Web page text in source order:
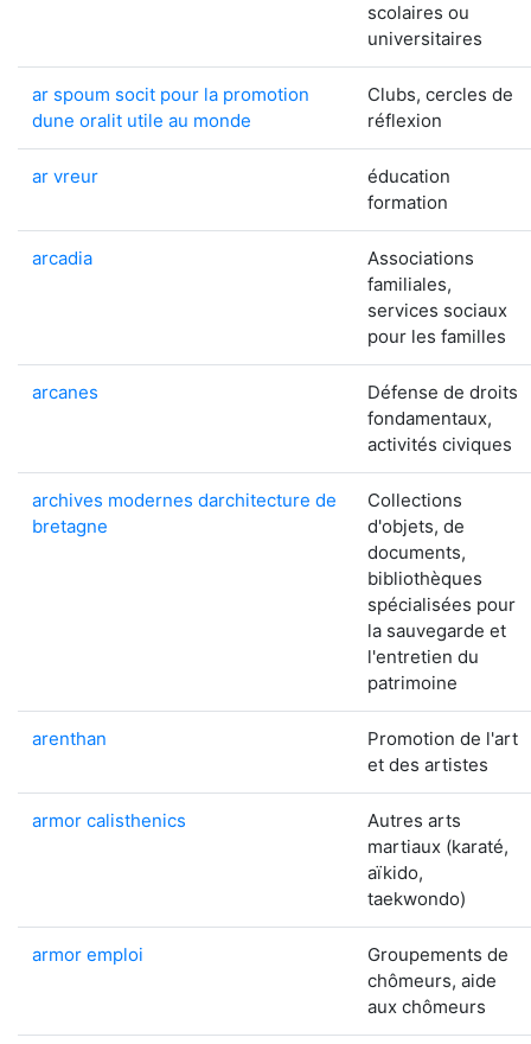
scolaires ou
universitaires
ar spoum socit pour la promotion
dune oralit utile au monde
Clubs, cercles de
réflexion
ar vreur
éducation
formation
arcadia
Associations
familiales,
services sociaux
pour les familles
arcanes
Défense de droits
fondamentaux,
activités civiques
archives modernes darchitecture de
bretagne
Collections
d'objets, de
documents,
bibliothèques
spécialisées pour
la sauvegarde et
l'entretien du
patrimoine
arenthan
Promotion de l'art
et des artistes
armor calisthenics
Autres arts
martiaux (karaté,
aïkido,
taekwondo)
armor emploi
Groupements de
chômeurs, aide
aux chômeurs